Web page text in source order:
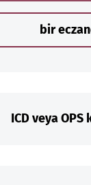
bir
ICD veya